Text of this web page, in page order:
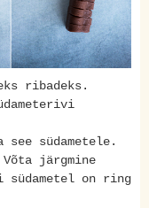
ribadeks.
südametele.
järgmine
südametel on ring